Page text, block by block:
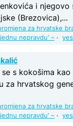
i njegovo
(Brezovica),...
za hrvatske
nepravdu' – ·
se s kokošima
za hrvatskog
za hrvatske
nepravdu' – ·